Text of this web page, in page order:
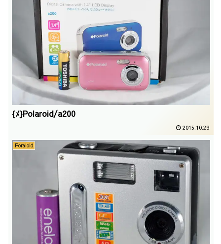
{ﾒ}Polaroid/a200
2015.10.29
Poraloid